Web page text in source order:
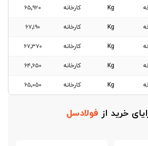
Kg کارخانه ۶۵٬۹۲۰
Kg کارخانه ۶۷٬۱۹۰
Kg کارخانه ۶۷٬۳۷۰
Kg کارخانه ۶۴٬۶۵۰
Kg کارخانه ۶۵٬۰۵۰
خرید از فولادسل